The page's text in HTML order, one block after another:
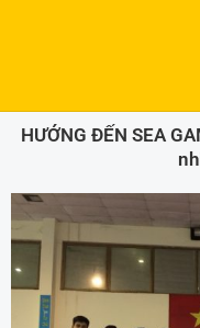
HƯỚNG ĐẾN SEA